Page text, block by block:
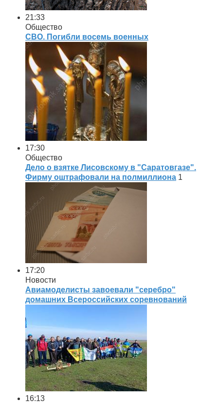
21:33
Общество
СВО. Погибли восемь военных
17:30
Общество
Дело о взятке Лисовскому в "Саратовгазе".
Фирму оштрафовали на полмиллиона 1
17:20
Новости
Авиамоделисты завоевали "серебро"
домашних Всероссийских соревнований
16:13